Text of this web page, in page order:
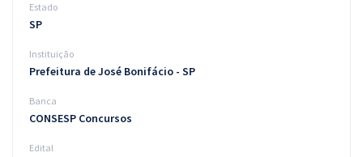
Estado
SP
Instituição
Prefeitura de José Bonifácio - SP
Banca
CONSESP Concursos
Edital